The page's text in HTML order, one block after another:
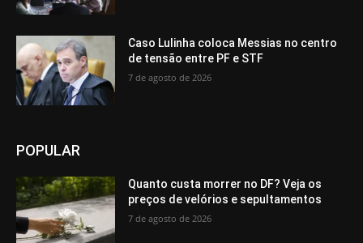
Caso Lulinha coloca Messias no centro
de tensão entre PF e STF
7 de agosto de 2026
POPULAR
Quanto custa morrer no DF? Veja os
preços de velórios e sepultamentos
7 de agosto de 2026